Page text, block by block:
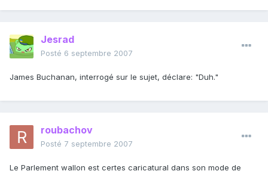
Jesrad
Posté 6 septembre 2007
James Buchanan, interrogé sur le sujet, déclare: "Duh."
roubachov
Posté 7 septembre 2007
Le Parlement wallon est certes caricatural dans son mode de